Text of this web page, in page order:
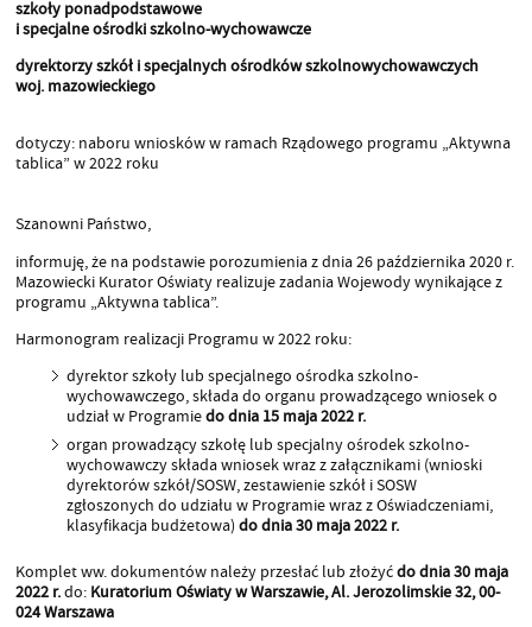
szkoły ponadpodstawowe
i specjalne ośrodki szkolno-wychowawcze
dyrektorzy szkół i specjalnych ośrodków szkolnowychowawczych
woj. mazowieckiego
dotyczy: naboru wniosków w ramach Rządowego programu „Aktywna
tablica” w 2022 roku
Szanowni Państwo,
informuję, że na podstawie porozumienia z dnia 26 października 2020 r.
Mazowiecki Kurator Oświaty realizuje zadania Wojewody wynikające z
programu „Aktywna tablica”.
Harmonogram realizacji Programu w 2022 roku:
dyrektor szkoły lub specjalnego ośrodka szkolno-
wychowawczego, składa do organu prowadzącego wniosek o
udział w Programiedo dnia 15 maja 2022 r.
organ prowadzący szkołę lub specjalny ośrodek szkolno-
wychowawczy składa wniosek wraz z załącznikami (wnioski
dyrektorów szkół/SOSW, zestawienie szkół i SOSW
zgłoszonych do udziału w Programie wraz z Oświadczeniami,
klasyfikacja budżetowa) do dnia 30 maja 2022 r.
Komplet ww. dokumentów należy przesłać lub złożyćdo dnia 30 maja
2022 r.do:Kuratorium Oświaty w Warszawie, Al. Jerozolimskie 32, 00-
024 Warszawa